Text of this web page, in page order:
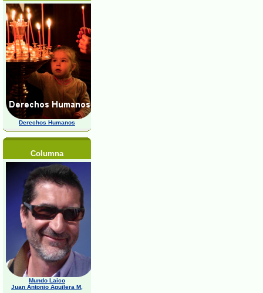
Derechos Humanos
Columna
Mundo Laico
Juan Antonio Aguilera M,